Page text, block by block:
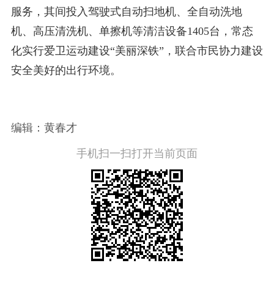
服务，其间投入驾驶式自动扫地机、全自动洗地
机、高压清洗机、单擦机等清洁设备1405台，常态
化实行爱卫运动建设“美丽深铁”，联合市民协力建设
安全美好的出行环境。
编辑：黄春才
手机扫一扫打开当前页面